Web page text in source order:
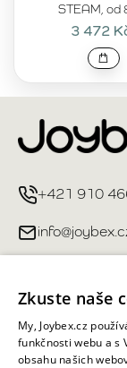
STEAM, od
3 472
+421 910
Můj účet
Zkuste naše
My, Joybex.cz
funkčnosti webu a s
obsahu našich